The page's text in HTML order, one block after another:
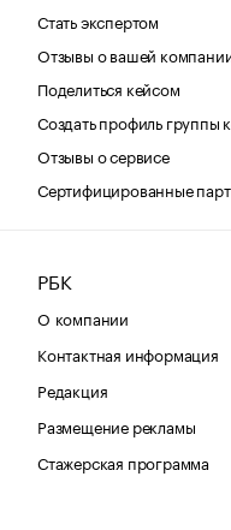
Стать экспертом
Отзывы о вашей
Поделиться кейсом
Создать профиль группы
Отзывы о сервисе
Сертифицированные
РБК
О компании
Контактная информация
Редакция
Размещение рекламы
Стажерская программа